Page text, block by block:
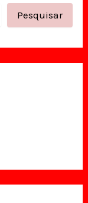
Pesquisar